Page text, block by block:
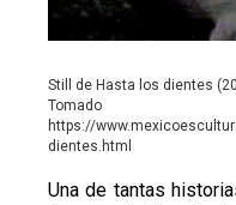
Still de Hasta los dientes
https://
dientes.html
Una de tantas